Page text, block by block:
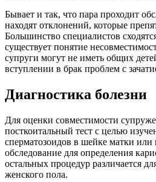
Бывает и так, что пара проходит
находят отклонений, которые
Большинство специалистов
существует понятие
супруги могут не иметь общих
вступлении в брак проблем с
Диагностика болезни
Для оценки совместимости
посткоитальный тест с целью
сперматозоидов в шейке матки или
обследование для определения
остальных процедур различается
женского пола.